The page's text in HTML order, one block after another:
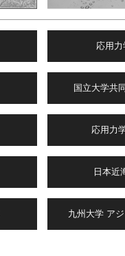
応用
国立大学共
応用力
日本近
九州大学 ア